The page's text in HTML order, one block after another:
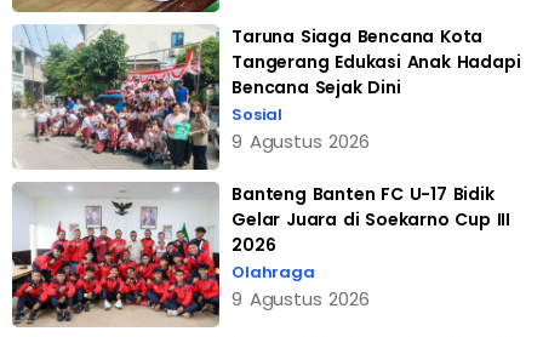
Taruna Siaga Bencana Kota
Tangerang Edukasi Anak Hadapi
Bencana Sejak Dini
Sosial
9 Agustus 2026
Banteng Banten FC U-17 Bidik
Gelar Juara di Soekarno Cup III
2026
Olahraga
9 Agustus 2026